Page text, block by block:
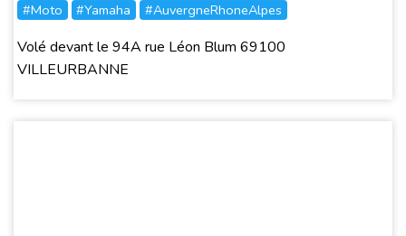
#Moto #Yamaha #AuvergneRhoneAlpes
Volé devant le 94A rue Léon Blum 69100
VILLEURBANNE